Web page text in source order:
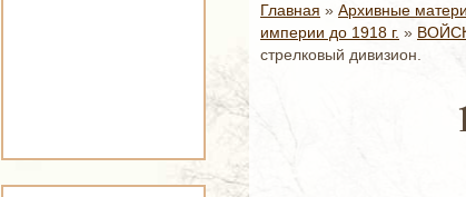
Главная » Архивные
империи до 1918 г. »
стрелковый дивизион.